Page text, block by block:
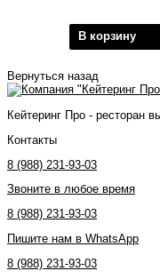
В корзину
Вернуться назад
Кейтеринг Про - ресторан
Контакты
8 (988) 231-93-03
Звоните в любое время
8 (988) 231-93-03
Пишите нам в WhatsApp
8 (988) 231-93-03